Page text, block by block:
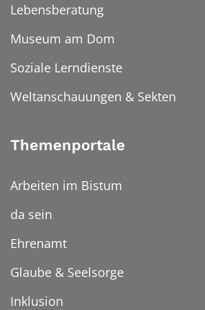
Lebensberatung
Museum am Dom
Soziale Lerndienste
Weltanschauungen & Sekten
Themenportale
Arbeiten im Bistum
da sein
Ehrenamt
Glaube & Seelsorge
Inklusion